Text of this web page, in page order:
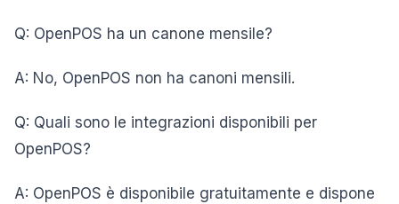
Q: OpenPOS ha un canone mensile?
A: No, OpenPOS non ha canoni mensili.
Q: Quali sono le integrazioni disponibili per
OpenPOS?
A: OpenPOS è disponibile gratuitamente e dispone